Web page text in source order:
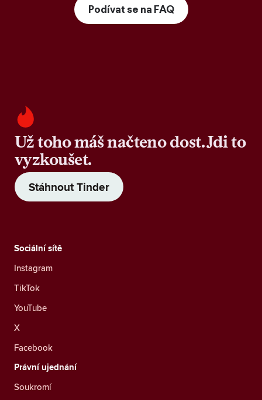
Podívat se na FAQ
Už toho máš načteno dost. Jdi to
vyzkoušet.
Stáhnout Tinder
Sociální sítě
Instagram
TikTok
YouTube
X
Facebook
Právní ujednání
Soukromí